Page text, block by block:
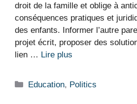
droit de la famille et oblige à
conséquences pratiques et
des enfants. Informer l’autre
projet écrit, proposer des
lien … Lire plus
Catégories
Education, Politics